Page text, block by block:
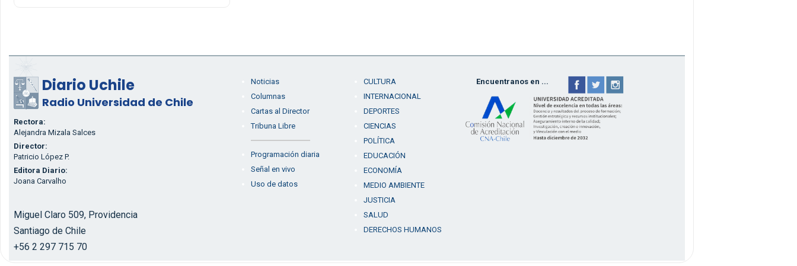
Diario Uchile
Radio Universidad de Chile
Rectora:
Alejandra Mizala Salces
Director:
Patricio López P.
Editora Diario:
Joana Carvalho
Miguel Claro 509, Providencia
Santiago de Chile
+56 2 297 715 70
Noticias
Columnas
Cartas al Director
Tribuna Libre
Programación diaria
Señal en vivo
Uso de datos
CULTURA
INTERNACIONAL
DEPORTES
CIENCIAS
POLÍTICA
EDUCACIÓN
ECONOMÍA
MEDIO AMBIENTE
JUSTICIA
SALUD
DERECHOS HUMANOS
Encuentranos en ...